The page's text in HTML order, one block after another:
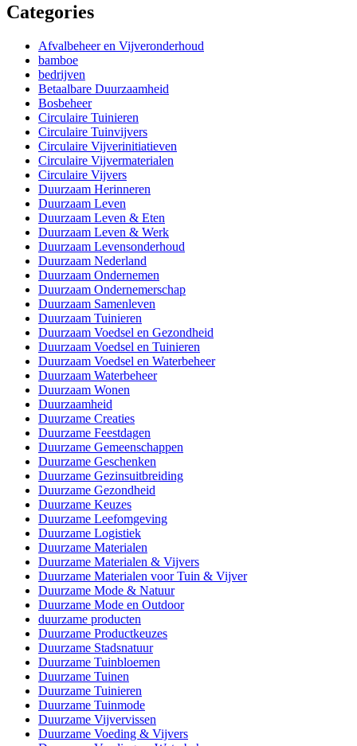
Categories
Afvalbeheer en Vijveronderhoud
bamboe
bedrijven
Betaalbare Duurzaamheid
Bosbeheer
Circulaire Tuinieren
Circulaire Tuinvijvers
Circulaire Vijverinitiatieven
Circulaire Vijvermaterialen
Circulaire Vijvers
Duurzaam Herinneren
Duurzaam Leven
Duurzaam Leven & Eten
Duurzaam Leven & Werk
Duurzaam Levensonderhoud
Duurzaam Nederland
Duurzaam Ondernemen
Duurzaam Ondernemerschap
Duurzaam Samenleven
Duurzaam Tuinieren
Duurzaam Voedsel en Gezondheid
Duurzaam Voedsel en Tuinieren
Duurzaam Voedsel en Waterbeheer
Duurzaam Waterbeheer
Duurzaam Wonen
Duurzaamheid
Duurzame Creaties
Duurzame Feestdagen
Duurzame Gemeenschappen
Duurzame Geschenken
Duurzame Gezinsuitbreiding
Duurzame Gezondheid
Duurzame Keuzes
Duurzame Leefomgeving
Duurzame Logistiek
Duurzame Materialen
Duurzame Materialen & Vijvers
Duurzame Materialen voor Tuin & Vijver
Duurzame Mode & Natuur
Duurzame Mode en Outdoor
duurzame producten
Duurzame Productkeuzes
Duurzame Stadsnatuur
Duurzame Tuinbloemen
Duurzame Tuinen
Duurzame Tuinieren
Duurzame Tuinmode
Duurzame Vijvervissen
Duurzame Voeding & Vijvers